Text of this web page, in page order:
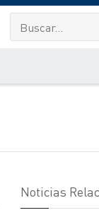
Noticias